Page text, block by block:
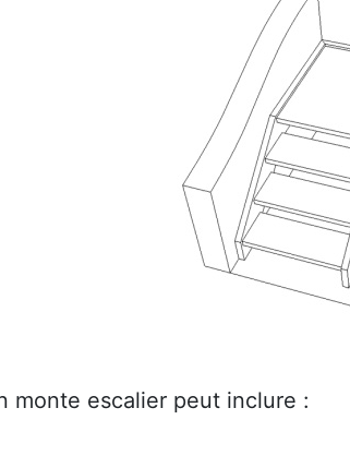
monte escalier peut inclure :